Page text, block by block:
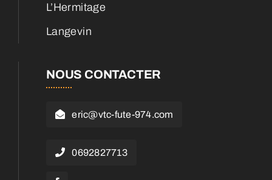
L’Hermitage
Langevin
NOUS CONTACTER
eric@vtc-fute-974.com
0692827713